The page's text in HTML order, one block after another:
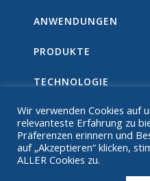
ANWENDUNGEN
PRODUKTE
TECHNOLOGIE
RESSOURCEN
ÜBER
Wir verwenden Cookies auf
relevanteste Erfahrung zu
Präferenzen erinnern und
auf „Akzeptieren“ klicken,
ALLER Cookies zu.